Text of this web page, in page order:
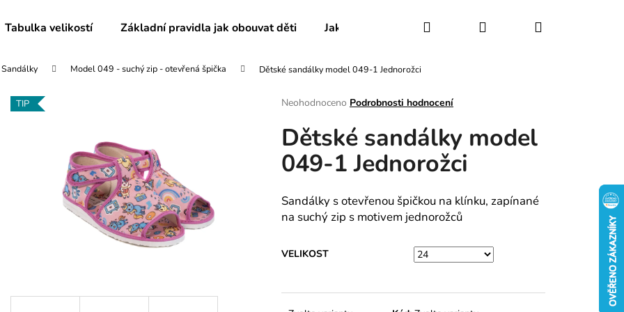
Tabulka velikostí Základní pravidla jak obouvat děti Jak udržovat obuv Certifikáty Kontakty
Hledat PřihlášeníNákupní
Sandálky Model 049 - suchý zip - otevřená špička Dětské sandálky model 049-1 Jednorožci
Průměrné
produktu
je
0,0
z
hvězdiček.
Neohodnoceno Podrobnosti hodnocení
Dětské sandálky model
049-1 Jednorožci
Sandálky s otevřenou špičkou na klínku, zapínané
na suchý zip s motivem jednorožců
VELIKOST
TIP
Co potřebujete najít?
Doporučujeme
PÁNSKÉ BAČKORY MODEL 072